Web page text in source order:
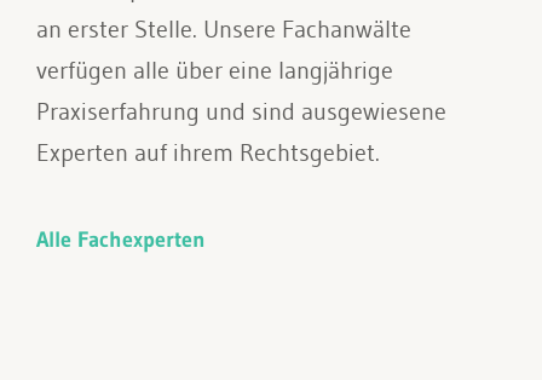
an erster Stelle. Unsere Fachanwälte
verfügen alle über eine langjährige
Praxiserfahrung und sind ausgewiesene
Experten auf ihrem Rechtsgebiet.
Alle Fachexperten